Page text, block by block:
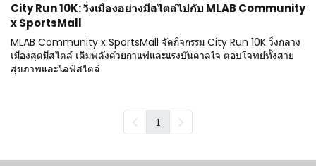
City Run 10K: วิ่งเมืองอย่างมีสไตล์ไปกับ MLAB Community
x SportsMall
MLAB Community x SportsMall จัดกิจกรรม City Run 10K วิ่งกลาง
เมืองสุดมีสไตล์ เติมพลังด้วยกาแฟและแรงบันดาลใจ ตอบโจทย์ทั้งสาย
สุขภาพและไลฟ์สไตล์
1